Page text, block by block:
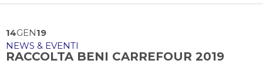
14GEN19
NEWS & EVENTI
RACCOLTA BENI CARREFOUR 2019